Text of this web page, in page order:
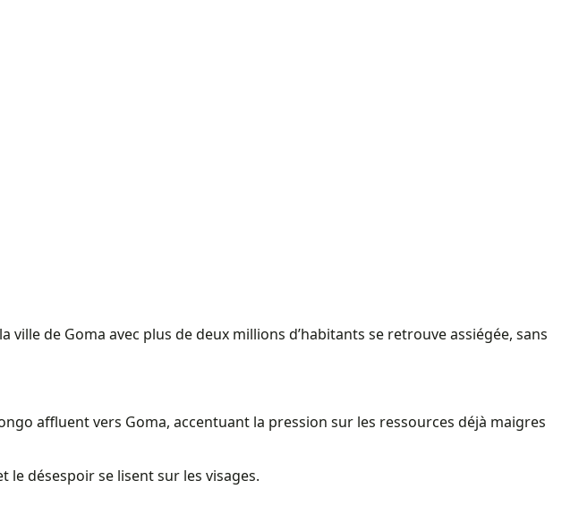
de Goma avec plus de deux millions d’habitants se retrouve assiégée, sans
affluent vers Goma, accentuant la pression sur les ressources déjà maigres
désespoir se lisent sur les visages.